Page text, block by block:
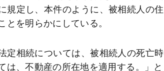
規定し、本件のように、被相続人の
とを明らかにしている。
定相続については、被相続人の死亡
は、不動産の所在地を適用する。」と